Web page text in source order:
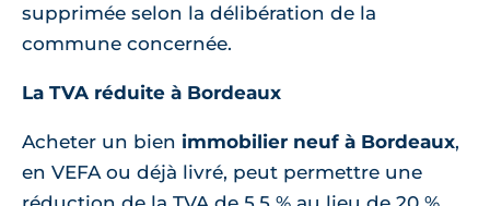
supprimée selon la délibération de la
commune concernée.
La TVA réduite à Bordeaux
Acheter un bien immobilier neuf à Bordeaux,
en VEFA ou déjà livré, peut permettre une